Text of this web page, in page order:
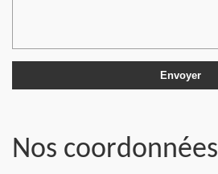
Nos coordonnées